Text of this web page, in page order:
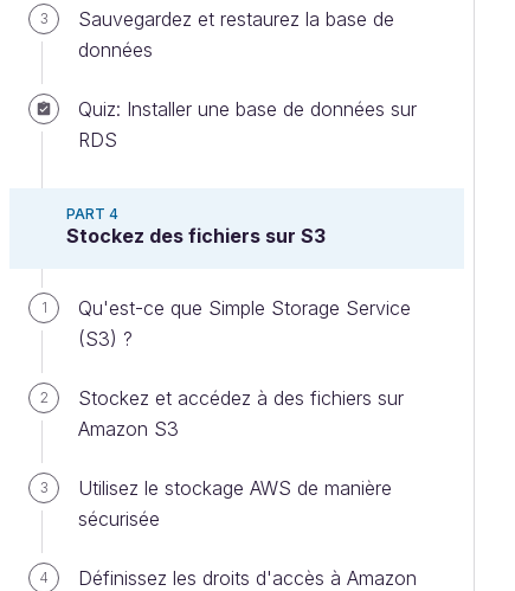
3
Sauvegardez et restaurez la base de
données
Quiz: Installer une base de données sur
RDS
PART 4
Stockez des fichiers sur S3
1
Qu'est-ce que Simple Storage Service
(S3) ?
2
Stockez et accédez à des fichiers sur
Amazon S3
3
Utilisez le stockage AWS de manière
sécurisée
4
Définissez les droits d'accès à Amazon